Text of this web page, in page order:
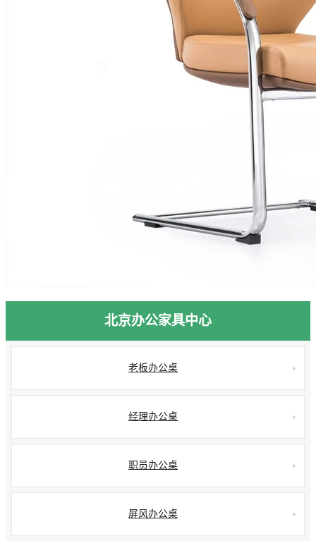
北京办公家具中心
老板办公桌
经理办公桌
职员办公桌
屏风办公桌